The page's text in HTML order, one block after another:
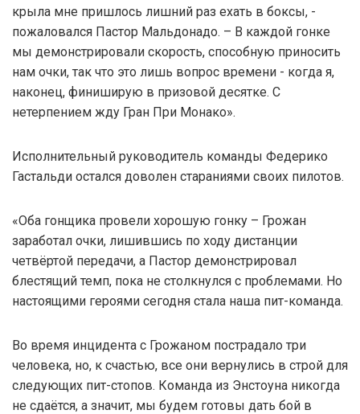
крыла мне пришлось лишний раз ехать в боксы, -
пожаловался Пастор Мальдонадо. – В каждой гонке
мы демонстрировали скорость, способную приносить
нам очки, так что это лишь вопрос времени - когда я,
наконец, финиширую в призовой десятке. С
нетерпением жду Гран При Монако».
Исполнительный руководитель команды Федерико
Гастальди остался доволен стараниями своих пилотов.
«Оба гонщика провели хорошую гонку – Грожан
заработал очки, лишившись по ходу дистанции
четвёртой передачи, а Пастор демонстрировал
блестящий темп, пока не столкнулся с проблемами. Но
настоящими героями сегодня стала наша пит-команда.
Во время инцидента с Грожаном пострадало три
человека, но, к счастью, все они вернулись в строй для
следующих пит-стопов. Команда из Энстоуна никогда
не сдаётся, а значит, мы будем готовы дать бой в